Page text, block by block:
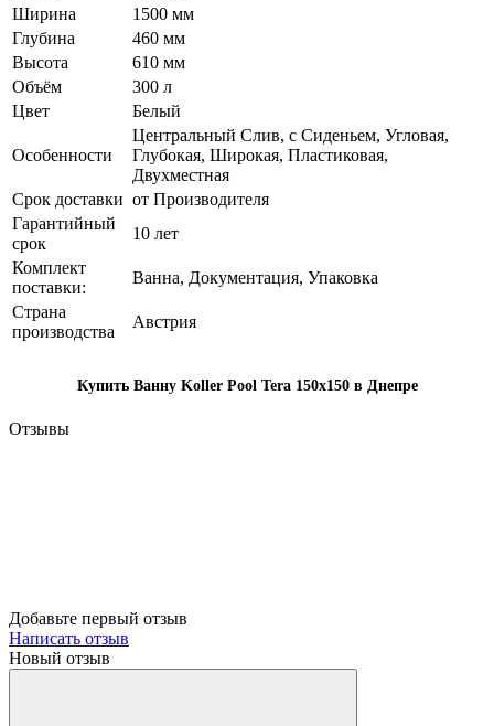
Ширина
1500 мм
Глубина
460 мм
Высота
610 мм
Объём
300 л
Цвет
Белый
Особенности
Центральный Слив, с Сиденьем, Угловая,
Глубокая, Широкая, Пластиковая,
Двухместная
Срок доставки от Производителя
Гарантийный
срок
10 лет
Комплект
поставки:
Ванна, Документация, Упаковка
Страна
производства
Австрия
Купить Ванну Koller Pool Tera 150x150 в Днепре
Отзывы
Добавьте первый отзыв
Написать отзыв
Новый отзыв